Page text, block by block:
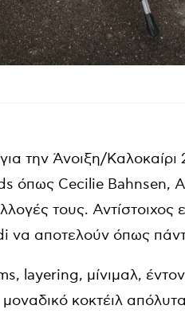
για την Άνοιξη/
όπως Cecilie Bahnsen,
τους. Αντίστοιχος
να αποτελούν όπως
layering, μίνιμαλ,
κοκτέιλ